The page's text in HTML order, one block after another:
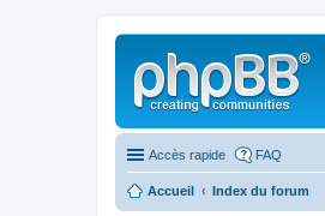
Accès rapide FAQ
Accueil Index du forum